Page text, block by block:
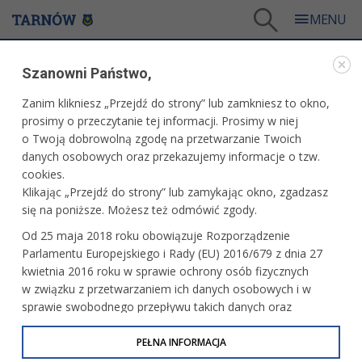
XXV FESTIWAL KOMEDII ,,TALIA" - DZIEŃ III
WARTO ZOBACZYĆ
XXV FESTIWAL KOMEDII ,,TALIA" - DZIEŃ III
19.09.2021, 22:16 fot. Paweł Topolski
Szanowni Państwo,
Zanim klikniesz „Przejdź do strony” lub zamkniesz to okno,
prosimy o przeczytanie tej informacji. Prosimy w niej
o Twoją dobrowolną zgodę na przetwarzanie Twoich
danych osobowych oraz przekazujemy informacje o tzw.
cookies.
Klikając „Przejdź do strony” lub zamykając okno, zgadzasz
się na poniższe. Możesz też odmówić zgody.
Od 25 maja 2018 roku obowiązuje Rozporządzenie
Parlamentu Europejskiego i Rady (EU) 2016/679 z dnia 27
kwietnia 2016 roku w sprawie ochrony osób fizycznych
w związku z przetwarzaniem ich danych osobowych i w
sprawie swobodnego przepływu takich danych oraz
uchylenia dyrektywy 95/46/WE (określane jako RODO, GDPR
lub Ogólne Rozporządzenie o Ochronie Danych
PEŁNA INFORMACJA